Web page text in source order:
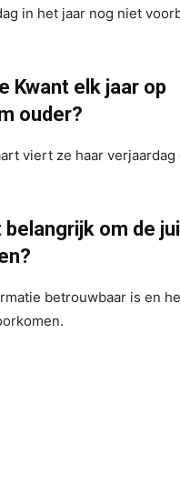
in het jaar nog niet
Kwant elk jaar op
ouder?
viert ze haar
belangrijk om de
betrouwbaar is en